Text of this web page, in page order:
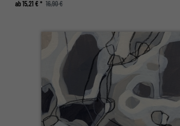
ab 15,21 € * 16,90 €